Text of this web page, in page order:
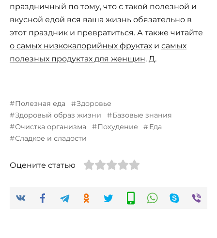
праздничный по тому, что с такой полезной и
вкусной едой вся ваша жизнь обязательно в
этот праздник и превратиться. А также читайте
о самых низкокалорийных фруктах и самых
полезных продуктах для женщин. Д.
Полезная еда
Здоровье
Здоровый образ жизни
Базовые знания
Очистка организма
Похудение
Еда
Сладкое и сладости
Оцените статью